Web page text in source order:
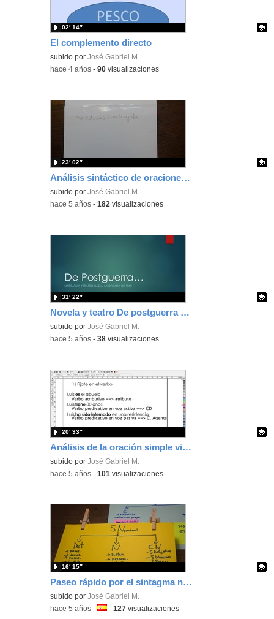
El complemento directo
Contenido educativo.
subido porJosé Gabriel M.
02′ 14″
-hace 4 años -90 visualizaciones
Análisis sintáctico de oraciones compuestas - BÁSICO
Contenido educativo.
subido porJosé Gabriel M.
23′ 02″
-hace 5 años -182 visualizaciones
Novela y teatro De postguerra hasta 1959
Contenido educativo.
subido porJosé Gabriel M.
31′ 22″
-hace 5 años -38 visualizaciones
Análisis de la oración simple video cutre porque no tengo recursos
Contenido educativo.
subido porJosé Gabriel M.
20′ 33″
-hace 5 años -101 visualizaciones
Paseo rápido por el sintagma nominal y sus hermanos
Contenido educativo.
subido porJosé Gabriel M.
16′ 15″
-hace 5 años -Idioma:
-127 visualizaciones